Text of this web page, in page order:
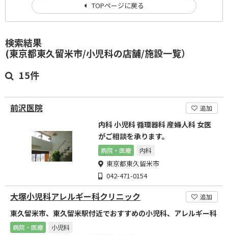
検索結果
(東京都東久留米市/小児科の店舗/施設一覧）
15件
前沢医院 追加
内科 小児科 循環器科 産婦人科 女医
がご相談を承ります。
病院・医療 内科
東京都東久留米市
042-471-0154
大塚小児科アレルギー科クリニック 追加
東久留米市、東久留米駅付近でおすすめの小児科、アレルギー科
病院・医療 小児科
TOPページに戻る